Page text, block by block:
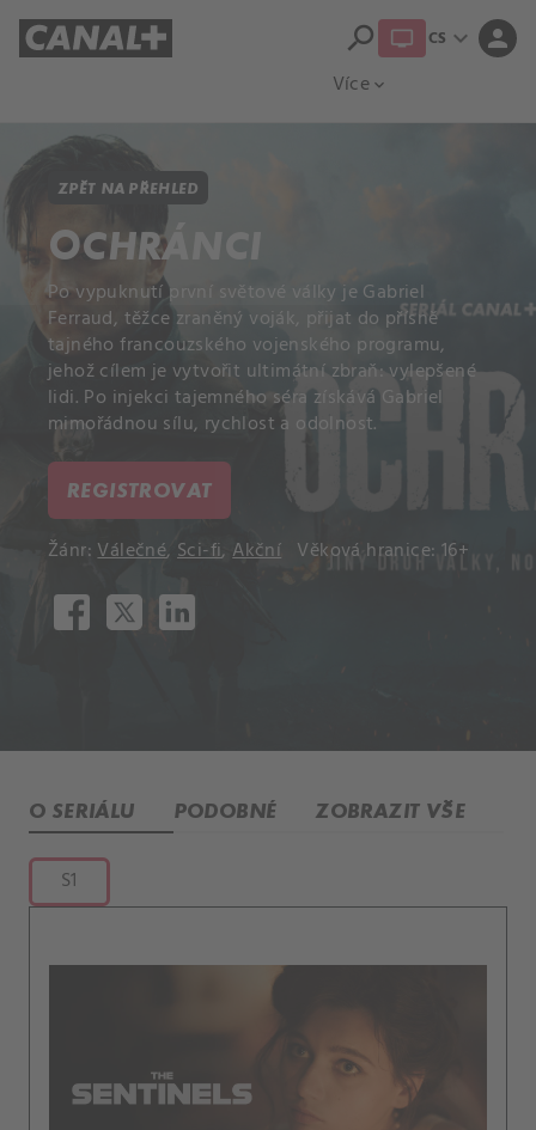
Více expand_more
search CS expand_more person
ZPĚT NA PŘEHLED
OCHRÁNCI
Po vypuknutí první světové války je Gabriel
Ferraud, těžce zraněný voják, přijat do přísně
tajného francouzského vojenského programu,
jehož cílem je vytvořit ultimátní zbraň: vylepšené
lidi. Po injekci tajemného séra získává Gabriel
mimořádnou sílu, rychlost a odolnost.
REGISTROVAT
Žánr:Válečné,Sci-fi,Akční Věková hranice: 16+
O SERIÁLU PODOBNÉ ZOBRAZIT VŠE
S1